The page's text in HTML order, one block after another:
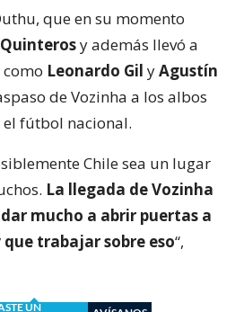
que en su momento
y además llevó a
Leonardo Gil yAgustín
de Vozinha a los albos
fútbol nacional.
Chile sea un lugar
La llegada de Vozinha
mucho a abrir puertas a
trabajar sobre eso“,
UN